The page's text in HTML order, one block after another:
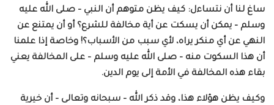
ساغ لنا أن نتساءل: كيف يظن متوهم أن النبي – صلى الله عليه
وسلم – يمكن أن يسكت عن أية مخالفة للشرع؟ أو أن يمتنع عن
النهي عن أي منكر يراه، لأي سبب من الأسباب؟! وخاصة إذا علمنا
أن هذا السكوت منه – صلى الله عليه وسلم – على المخالفة يعني
بقاء هذه المخالفة في الأمة إلى يوم الدين.
وكيف يظن هؤلاء هذا، وقد ذكر الله – سبحانه وتعالى – أن خيرية